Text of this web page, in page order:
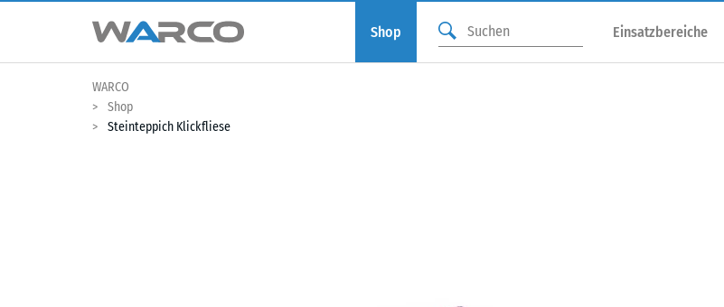
Shop Einsatzbereiche
WARCO
Shop
Steinteppich Klickfliese